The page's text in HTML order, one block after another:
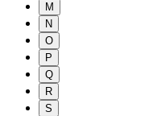
M
N
O
P
Q
R
S